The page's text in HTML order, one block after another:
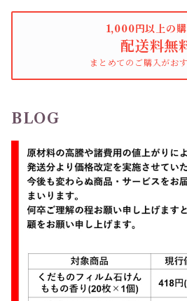
1,000円以上の
配送料無
まとめてのご購入がお
BLOG